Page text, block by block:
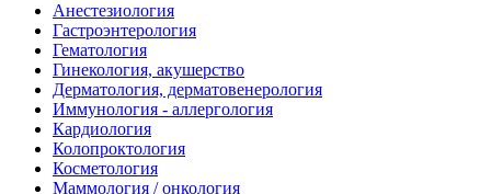
Анестезиология
Гастроэнтерология
Гематология
Гинекология, акушерство
Дерматология, дерматовенерология
Иммунология - аллергология
Кардиология
Колопроктология
Косметология
Маммология / онкология